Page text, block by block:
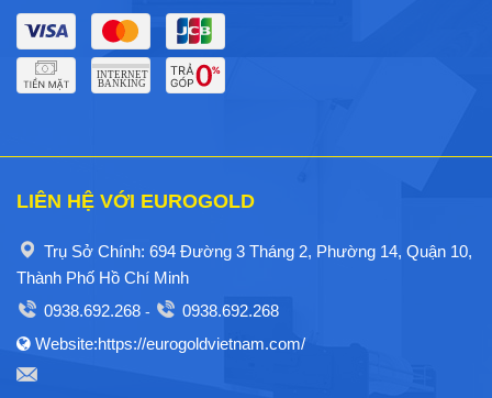
LIÊN HỆ VỚI EUROGOLD
Trụ Sở Chính: 694 Đường 3 Tháng 2, Phường 14, Quận 10,
Thành Phố Hồ Chí Minh
0938.692.268 -
0938.692.268
Website:https://eurogoldvietnam.com/